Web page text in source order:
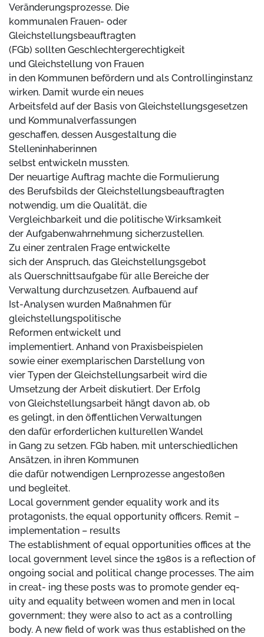
Veränderungsprozesse. Die
kommunalen Frauen- oder
Gleichstellungsbeauftragten
(FGb) sollten Geschlechtergerechtigkeit
und Gleichstellung von Frauen
in den Kommunen befördern und als Controllinginstanz
wirken. Damit wurde ein neues
Arbeitsfeld auf der Basis von Gleichstellungsgesetzen
und Kommunalverfassungen
geschaffen, dessen Ausgestaltung die
Stelleninhaberinnen
selbst entwickeln mussten.
Der neuartige Auftrag machte die Formulierung
des Berufsbilds der Gleichstellungsbeauftragten
notwendig, um die Qualität, die
Vergleichbarkeit und die politische Wirksamkeit
der Aufgabenwahrnehmung sicherzustellen.
Zu einer zentralen Frage entwickelte
sich der Anspruch, das Gleichstellungsgebot
als Querschnittsaufgabe für alle Bereiche der
Verwaltung durchzusetzen. Aufbauend auf
Ist-Analysen wurden Maßnahmen für
gleichstellungspolitische
Reformen entwickelt und
implementiert. Anhand von Praxisbeispielen
sowie einer exemplarischen Darstellung von
vier Typen der Gleichstellungsarbeit wird die
Umsetzung der Arbeit diskutiert. Der Erfolg
von Gleichstellungsarbeit hängt davon ab, ob
es gelingt, in den öffentlichen Verwaltungen
den dafür erforderlichen kulturellen Wandel
in Gang zu setzen. FGb haben, mit unterschiedlichen
Ansätzen, in ihren Kommunen
die dafür notwendigen Lernprozesse angestoßen
und begleitet.
Local government gender equality work and its
protagonists, the equal opportunity officers. Remit –
implementation – results
The establishment of equal opportunities offices at the
local government level since the 1980s is a reflection of
ongoing social and political change processes. The aim
in creat- ing these posts was to promote gender eq-
uity and equality between women and men in local
government; they were also to act as a controlling
body. A new field of work was thus established on the